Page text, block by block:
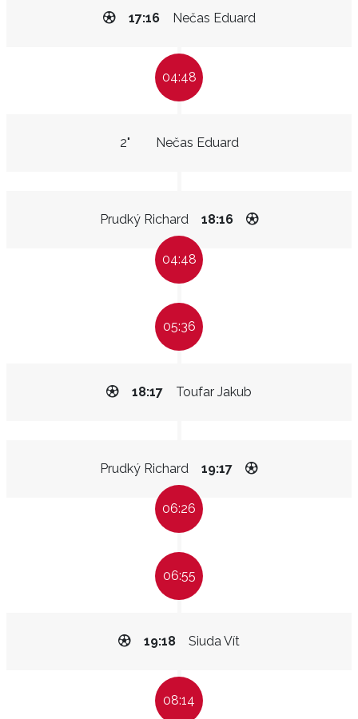
Nečas Eduard
17:16
04:48
Nečas Eduard
2"
Prudký Richard 18:16
04:48
05:36
Toufar Jakub
18:17
Prudký Richard 19:17
06:26
06:55
Siuda Vít
19:18
08:14